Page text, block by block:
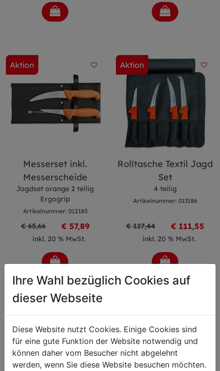
Aktion
Messerset inkl.
Messerscheide
Jagdset orange 2 teilig
Ergogrip
Artikelnummer: 012183
€ 65,66 € 57,89
inkl. 20 % MwSt.
Aktion
Rolltasche Textil Jagd
Set
4 teilig
Artikelnummer: 013186
€ 127,44 € 111,55
inkl. 20 % MwSt.
Aktion Aktion
Ihre Wahl bezüglich Cookies auf
dieser Webseite
Diese Website nutzt Cookies. Einige Cookies sind
für eine gute Funktion der Website notwendig und
können daher vom Besucher nicht abgelehnt
werden, wenn Sie diese Website besuchen möchten.